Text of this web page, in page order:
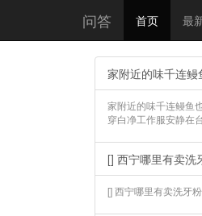
问答 首页 最
家附近的味千连鳗
家附近的味千连鳗鱼
穿白净工作服安静在
[] 西宁哪里有卖洗
[] 西宁哪里有卖洗牙